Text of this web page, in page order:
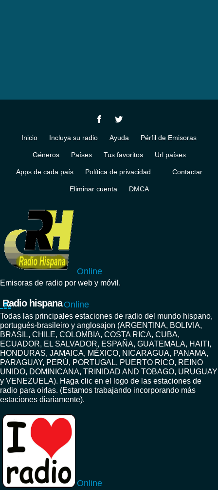
Inicio Incluya su radio Ayuda Pérfil de Emisoras
Géneros Países Tus favoritos Url países
Apps de cada país Política de privacidad Contactar
Eliminar cuenta DMCA
Online
Emisoras de radio por web y móvil.
Radio hispana Online
Todas las principales estaciones de radio del mundo hispano,
portugués-brasileiro y anglosajon (ARGENTINA, BOLIVIA,
BRASIL, CHILE, COLOMBIA, COSTA RICA, CUBA,
ECUADOR, EL SALVADOR, ESPAÑA, GUATEMALA, HAITI,
HONDURAS, JAMAICA, MÉXICO, NICARAGUA, PANAMA,
PARAGUAY, PERÚ, PORTUGAL, PUERTO RICO, REINO
UNIDO, DOMINICANA, TRINIDAD AND TOBAGO, URUGUAY
y VENEZUELA). Haga clic en el logo de las estaciones de
radio para oirlas. (Estamos trabajando incorporando más
estaciones diariamente).
Online